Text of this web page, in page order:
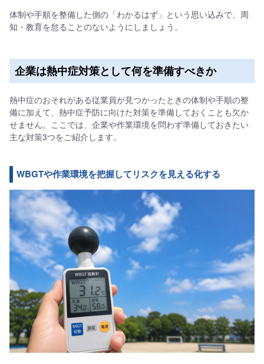
体制や手順を整備した側の「わかるはず」という思い込みで、周
知・教育を怠ることのないようにしましょう。
企業は熱中症対策として何を準備すべきか
熱中症のおそれがある従業員が見つかったときの体制や手順の整
備に加えて、熱中症予防に向けた対策を準備しておくことも欠か
せません。ここでは、企業や作業環境を問わず準備しておきたい
主な対策3つをご紹介します。
WBGTや作業環境を把握してリスクを見える化する